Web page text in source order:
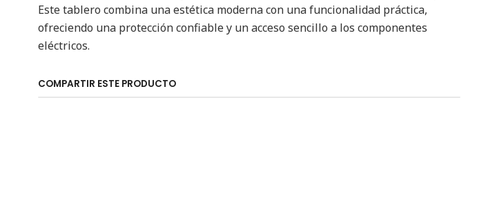
Este tablero combina una estética moderna con una funcionalidad práctica,
ofreciendo una protección confiable y un acceso sencillo a los componentes
eléctricos.
COMPARTIR ESTE PRODUCTO